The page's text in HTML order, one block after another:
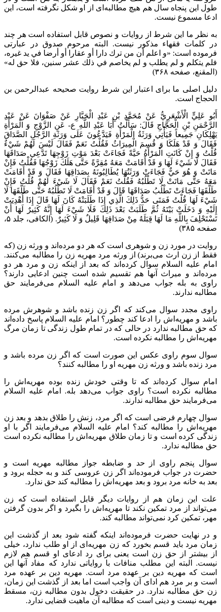
طول این پنجاه سال هم هیچ مطالبه‌ای از او شکل نگرفته است، این
ادعا مسموع نیست.
به نظر ما این شرط از روایات و نصوص قابل استفاده است هر چند
در کلمات فقهاء مذکور نیست. البته مرحوم صدوق در عبارتی
فرموده است: «و اعلم أن من ترك دارا أو عقارا أو أرضا في يد غيره،
فلم يتكلم و لم يطلب و لم يخاصم في ذلك عشر سنين، فلا حق له»
(المقنع، صفحه ۳۶۸)
دلیل اصلی ما برای اعتبار این شرط روایت صحیحه عبدالرحمن بن
الحجاج است.
أَبُو عَلِيٍّ الْأَشْعَرِيُّ عَنْ مُحَمَّدِ بْنِ عَبْدِ الْجَبَّارِ عَنْ صَفْوَانَ عَنْ عَبْدِ
الرَّحْمَنِ بْنِ الْحَجَّاجِ قَالَ: سَأَلْتُ أَبَا عَبْدِ اللَّهِ ع- عَنِ الزَّوْجِ وَ الْمَرْأَةِ
يَهْلِكَانِ جَمِيعاً فَيَأْتِي وَرَثَةُ الْمَرْأَةِ‌ فَيَدَّعُونَ عَلَى وَرَثَةِ الرَّجُلِ الصَّدَاقَ
فَقَالَ وَ قَدْ هَلَكَا وَ قُسِمَ الْمِيرَاثُ فَقُلْتُ نَعَمْ فَقَالَ لَيْسَ لَهُمْ شَيْ‌ءٌ
قُلْتُ وَ إِنْ كَانَتِ الْمَرْأَةُ حَيَّةً فَجَاءَتْ بَعْدَ مَوْتِ زَوْجِهَا تَدَّعِي صَدَاقَهَا
فَقَالَ لَا شَيْ‌ءَ لَهَا وَ قَدْ أَقَامَتْ مَعَهُ مُقِرَّةً حَتَّى هَلَكَ زَوْجُهَا فَقُلْتُ فَإِنْ
مَاتَتْ وَ هُوَ حَيٌّ فَجَاءَتْ وَرَثَتُهَا يُطَالِبُونَهُ بِصَدَاقِهَا فَقَالَ وَ قَدْ أَقَامَتْ
مَعَهُ حَتَّى مَاتَتْ لَا تَطْلُبُهُ فَقُلْتُ نَعَمْ فَقَالَ لَا شَيْ‌ءَ لَهُمْ قُلْتُ فَإِنْ
طَلَّقَهَا فَجَاءَتْ تَطْلُبُ صَدَاقَهَا قَالَ وَ قَدْ أَقَامَتْ لَا تَطْلُبُهُ حَتَّى طَلَّقَهَا لَا
شَيْ‌ءَ لَهَا قُلْتُ فَمَتَى حَدُّ ذَلِكَ الَّذِي إِذَا طَلَبَتْهُ كَانَ لَهَا قَالَ إِذَا أُهْدِيَتْ
إِلَيْهِ وَ دَخَلَتْ بَيْتَهُ ثُمَّ طَلَبَتْ بَعْدَ ذَلِكَ فَلَا شَيْ‌ءَ لَهَا إِنَّهُ كَثِيرٌ لَهَا أَنْ
تَسْتَحْلِفَ بِاللَّهِ مَا لَهَا قِبَلَهُ مِنْ صَدَاقِهَا قَلِيلٌ وَ لَا كَثِيرٌ. (الکافی، جلد ۵،
صفحه ۳۸۵)
روایت در مورد زن و شوهری است که هر دو مرده‌اند و ورثه زن (که
فقط از زن ارث می‌برند) از ورثه مرد مهریه زن را مطالبه می‌کنند.
امام علیه السلام سوال کرده‌اند که بعد از اینکه زن و مرد هر دو
مرده‌اند و میراث آنها هم تقسیم شده است چنین ادعایی دارند؟
راوی به بله جواب می‌دهد و امام علیه السلام می‌فرمایند حق
مطالبه ندارند.
راوی مجدد سوال می‌کند که اگر زن زنده باشد و شوهرش مرده
باشد و مهریه‌اش را ادعا کند چطور؟ امام علیه السلام پاسخ داده‌اند
که حق مطالبه ندارد در حالی که در تمام طول زندگی تا زمان مرگ
مهریه‌اش را مطالبه نکرده است.
سوال سوم راوی عکس این صورت است که اگر زن مرده باشد و
مرد زنده باشد و ورثه زن مهریه‌ او را مطالبه کنند؟
امام سوال کرده‌اند که تا وقتی خودش زنده بوده مهریه‌اش را
مطالبه نکرده است؟ راوی جواب می‌دهد بله.
امام علیه السلام
می‌فرمایند حق مطالبه ندارند.
سوال چهارم فرضی است که اگر مرد، زنش را طلاق بدهد و بعد زن
مهریه‌اش را مطالبه کند؟ امام علیه السلام می‌فرمایند اگر با او
زندگی کرده است و تا زمان طلاق مهریه‌اش را مطالبه نکرده است
حق مطالبه ندارد.
سوال پنجم راوی از حد و ضابطه جواز مطالبه مهریه است و
حضرت در جواب فرموده‌اند اگر زن عروسی کند و به حجله برود و
بعد به خانه مرد برود و بعد مهریه‌اش را مطالبه کند حق ندارد.
علت این زمان هم از روایات دیگر قابل استفاده است که زن
می‌تواند از مرد تمکین نکند تا مهریه‌اش را بگیرد و اگر بدون گرفتن
مهر، تمکین کرد نمی‌تواند مطالبه کند.
و در نهایت حضرت فرموده‌اند اینکه گفته شود بعد از گذشت این
زمان مرد باید قسم بخورد که زن مهریه‌ای از او طلب ندارد، خیلی
از بیشتر از حق زن است یعنی برای رد ادعای او قسم هم لازم
نیست. البته این مطلب منافات با روایاتی ندارد که مفاد آنها این
است که مهریه دین بر عهده مرد است. مهریه دین بر عهده مرد
است و بر مرد هم ادای آن واجب است اما بعد از گذشت این زمان،
زن حق مطالبه ندارد. در حقیقت دخول بدون مطالبه زن، مسقط
مهریه نیست و دینی است که مطالبه آن ماهیت قضایی ندارد.